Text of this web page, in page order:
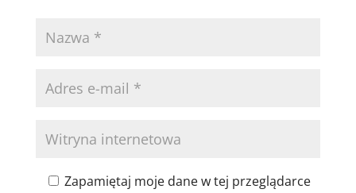
Zapamiętaj moje dane w tej przeglądarce